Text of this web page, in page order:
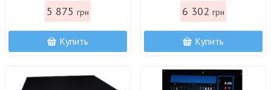
5 875 грн
Купить
6 302 грн
Купить